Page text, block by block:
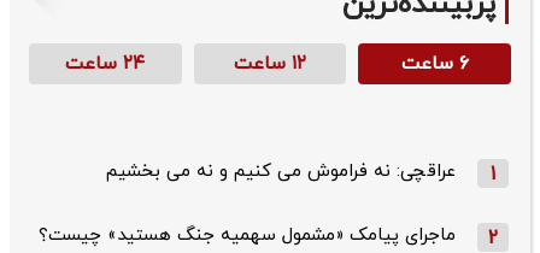
۶ ساعت ۱۲ ساعت ۲۴ ساعت
1 عراقچی: نه فراموش می کنیم و نه می بخشیم
2 ماجرای پیامک «مشمول سهمیه جنگ هستید» چیست؟